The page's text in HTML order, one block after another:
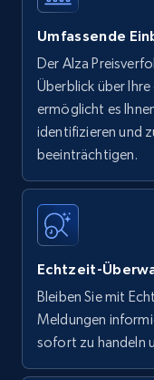
Umfassende
Der Alza
Überblick über
ermöglicht es
identifizieren und
beeinträchtigen.
Echtzeit-
Bleiben Sie mit
Meldungen
sofort zu handeln